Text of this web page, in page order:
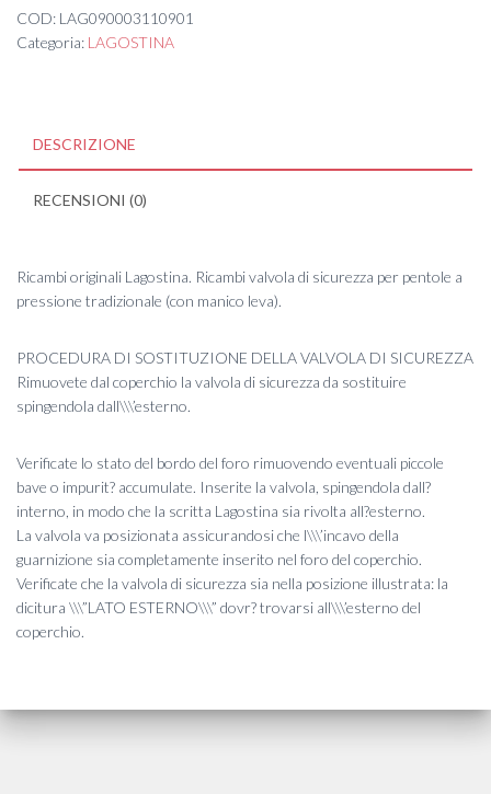
quantità
COD: LAG090003110901
Categoria: LAGOSTINA
DESCRIZIONE
RECENSIONI (0)
Ricambi originali Lagostina. Ricambi valvola di sicurezza per pentole a
pressione tradizionale (con manico leva).
PROCEDURA DI SOSTITUZIONE DELLA VALVOLA DI SICUREZZA
Rimuovete dal coperchio la valvola di sicurezza da sostituire
spingendola dall\\\’esterno.
Verificate lo stato del bordo del foro rimuovendo eventuali piccole
bave o impurit? accumulate. Inserite la valvola, spingendola dall?
interno, in modo che la scritta Lagostina sia rivolta all?esterno.
La valvola va posizionata assicurandosi che l\\\’incavo della
guarnizione sia completamente inserito nel foro del coperchio.
Verificate che la valvola di sicurezza sia nella posizione illustrata: la
dicitura \\\”LATO ESTERNO\\\” dovr? trovarsi all\\\’esterno del
coperchio.